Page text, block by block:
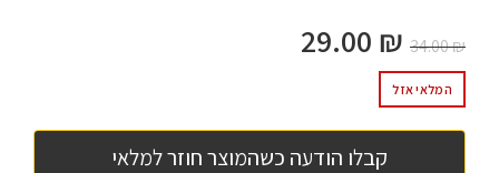
34.00₪
29.00 ₪
המלאי אזל
קבלו הודעה כשהמוצר חוזר למלאי